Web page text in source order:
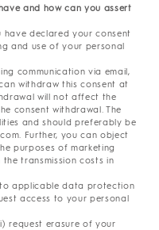
and how can you assert
have declared your consent
and use of your personal
communication via email,
withdraw this consent at
will not affect the
consent withdrawal. The
and should preferably be
Further, you can object
purposes of marketing
transmission costs in
applicable data protection
access to your personal
request erasure of your